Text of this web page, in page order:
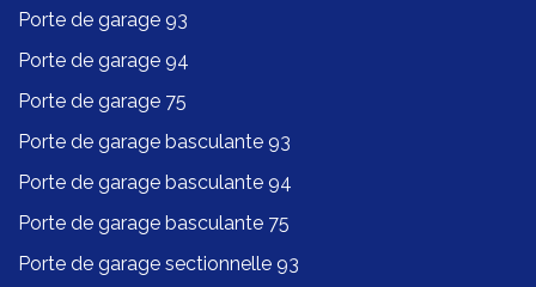
Porte de garage 93
Porte de garage 94
Porte de garage 75
Porte de garage basculante 93
Porte de garage basculante 94
Porte de garage basculante 75
Porte de garage sectionnelle 93